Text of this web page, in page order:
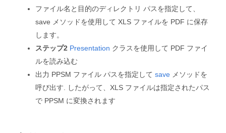
ファイル名と目的のディレクトリ パスを指定して、
save メソッドを使用して XLS ファイルを PDF に保存
します。
ステップ2 Presentation クラスを使用して PDF ファイ
ルを読み込む
出力 PPSM ファイル パスを指定して save メソッドを
呼び出す. したがって、XLS ファイルは指定されたパス
で PPSM に変換されます